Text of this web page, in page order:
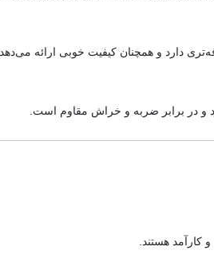
دارد و همچنان کیفیت خوبی ارائه می‌دهد.
و در برابر ضربه و خراش مقاوم است.
کارآمد هستند.